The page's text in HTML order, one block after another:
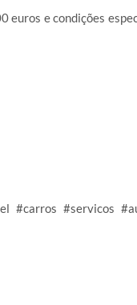
e condições
#carros #servicos